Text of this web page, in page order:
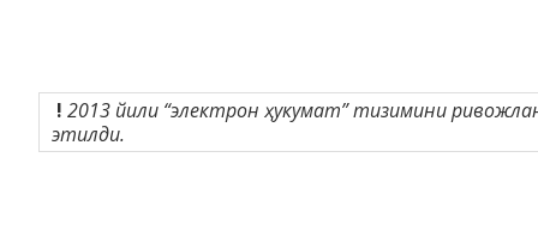
! 2013 йили “электрон ҳукумат” тизимини
этилди.